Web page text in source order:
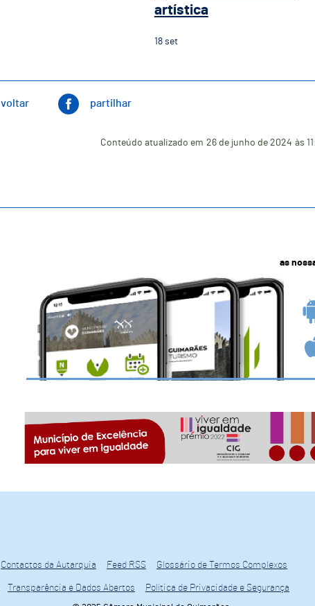
artística
18 set
voltar partilhar
Conteúdo atualizado em 26 de junho de 2024 às
as
Contactos da Autarquia Feed RSS Glossário de Termos Complexos
Transparência e Dados Abertos
Política de Privacidade e Segurança